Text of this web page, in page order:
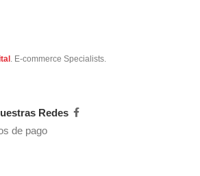
. E-commerce Specialists.
Redes